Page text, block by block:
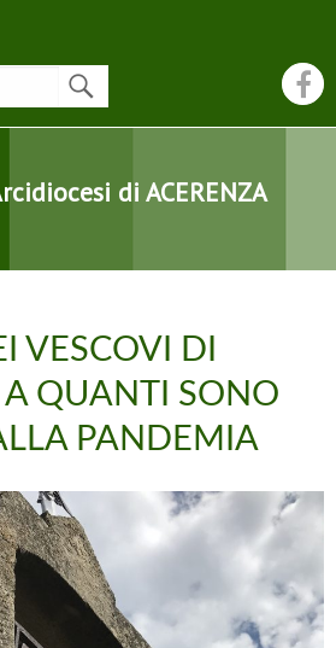
di ACERENZA
VESCOVI DI
A QUANTI SONO
PANDEMIA